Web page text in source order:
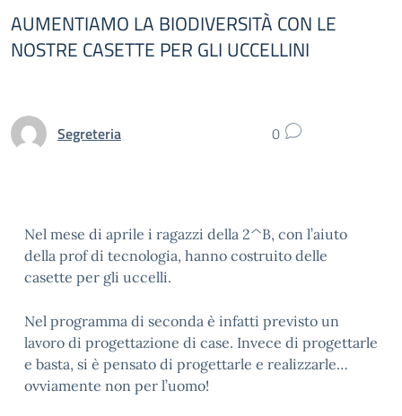
AUMENTIAMO LA BIODIVERSITÀ CON LE
NOSTRE CASETTE PER GLI UCCELLINI
Segreteria 0
Nel mese di aprile i ragazzi della 2^B, con l’aiuto
della prof di tecnologia, hanno costruito delle
casette per gli uccelli.
Nel programma di seconda è infatti previsto un
lavoro di progettazione di case. Invece di progettarle
e basta, si è pensato di progettarle e realizzarle…
ovviamente non per l’uomo!